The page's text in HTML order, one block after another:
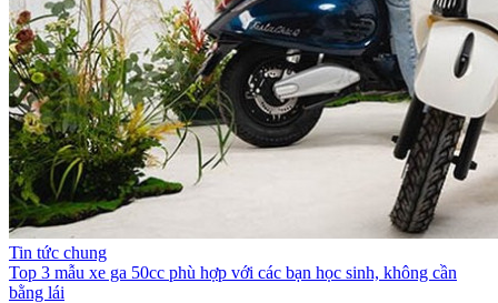
Tin tức chung
Top 3 mẫu xe ga 50cc phù hợp với các bạn học sinh, không cần
bằng lái